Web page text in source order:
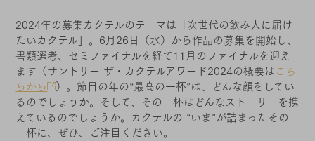
2024年の募集カクテルのテーマは「次世代の飲み人に届け
たいカクテル」。6月26日（水）から作品の募集を開始し、
書類選考、セミファイナルを経て11月のファイナルを迎え
ます（サントリー ザ・カクテルアワード2024の概要はこち
らから ）。節目の年の“最高の一杯”は、どんな顔をしてい
るのでしょうか。そして、その一杯はどんなストーリーを携
えているのでしょうか。カクテルの “いま”が詰まったその
一杯に、ぜひ、ご注目ください。